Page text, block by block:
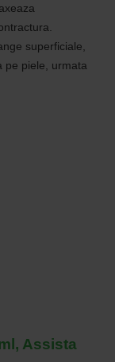
superficiale,
pe piele, urmata
Assista